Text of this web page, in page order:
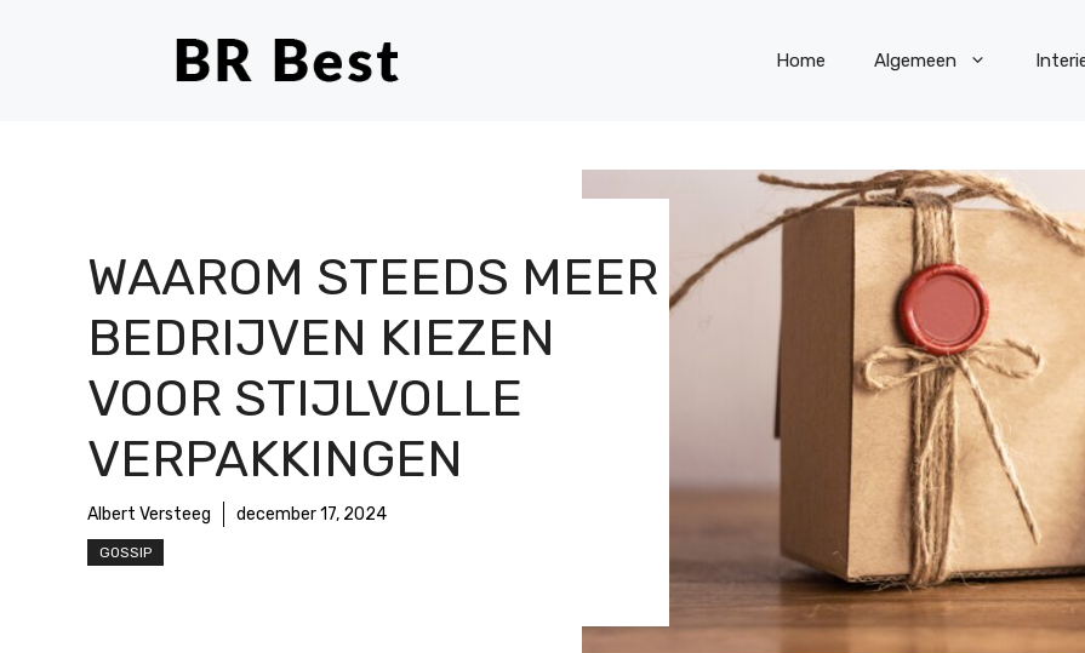
Home Algemeen
WAAROM STEEDS MEER
BEDRIJVEN KIEZEN
VOOR STIJLVOLLE
VERPAKKINGEN
Albert Versteeg december 17, 2024
GOSSIP